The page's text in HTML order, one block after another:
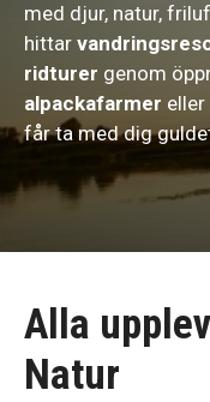
med djur, natur,
hittar
ridturer genom
alpackafarmer
får ta med dig
Alla
Natur